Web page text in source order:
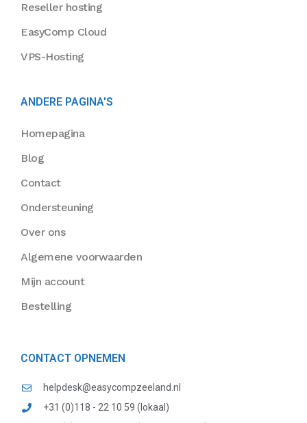
Reseller hosting
EasyComp Cloud
VPS-Hosting
ANDERE PAGINA'S
Homepagina
Blog
Contact
Ondersteuning
Over ons
Algemene voorwaarden
Mijn account
Bestelling
CONTACT OPNEMEN
helpdesk@easycompzeeland.nl
+31 (0)118 - 22 10 59 (lokaal)